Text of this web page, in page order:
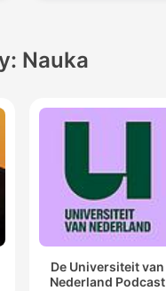
Nauka
De Universiteit van
Nederland Podcast